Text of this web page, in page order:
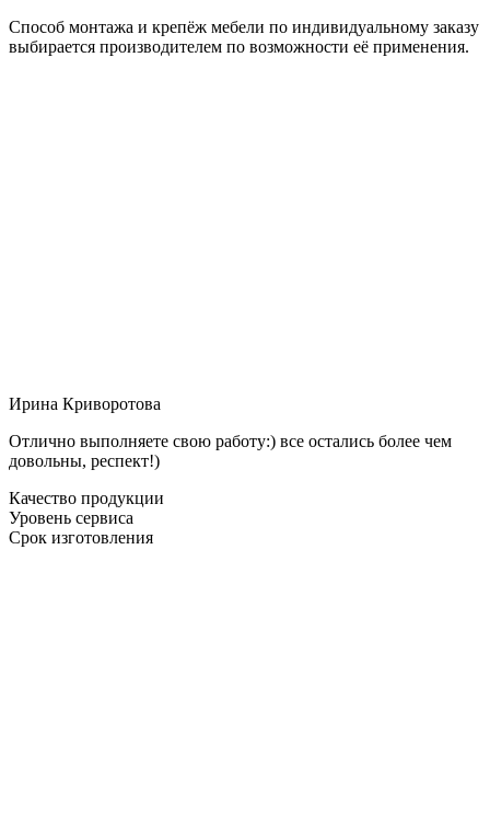
Способ монтажа и крепёж мебели по индивидуальному заказу
выбирается производителем по возможности её применения.
Ирина Криворотова
Отлично выполняете свою работу:) все остались более чем
довольны, респект!)
Качество продукции
Уровень сервиса
Срок изготовления